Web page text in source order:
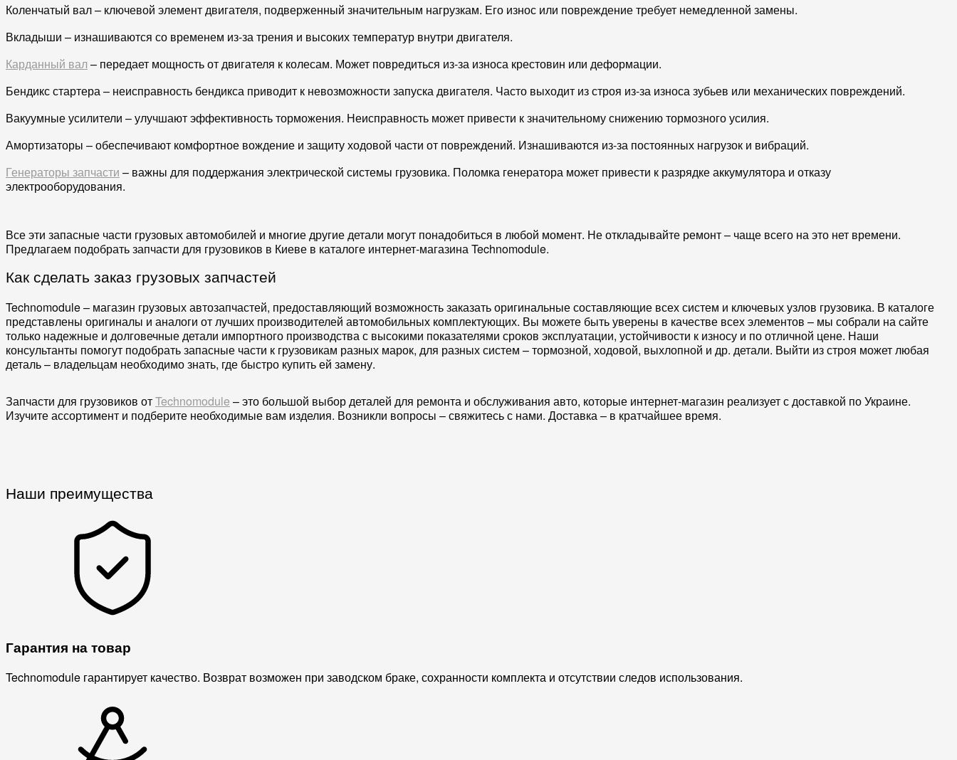
Коленчатый вал – ключевой элемент двигателя, подверженный значительным нагрузкам. Его износ или повреждение требует немедленной замены.
Вкладыши – изнашиваются со временем из-за трения и высоких температур внутри двигателя.
Карданный вал – передает мощность от двигателя к колесам. Может повредиться из-за износа крестовин или деформации.
Бендикс стартера – неисправность бендикса приводит к невозможности запуска двигателя. Часто выходит из строя из-за износа зубьев или механических повреждений.
Вакуумные усилители – улучшают эффективность торможения. Неисправность может привести к значительному снижению тормозного усилия.
Амортизаторы – обеспечивают комфортное вождение и защиту ходовой части от повреждений. Изнашиваются из-за постоянных нагрузок и вибраций.
Генераторы запчасти – важны для поддержания электрической системы грузовика. Поломка генератора может привести к разрядке аккумулятора и отказу
электрооборудования.
Все эти запасные части грузовых автомобилей и многие другие детали могут понадобиться в любой момент. Не откладывайте ремонт – чаще всего на это нет времени.
Предлагаем подобрать запчасти для грузовиков в Киеве в каталоге интернет-магазина Technomodule.
Как сделать заказ грузовых запчастей
Technomodule – магазин грузовых автозапчастей, предоставляющий возможность заказать оригинальные составляющие всех систем и ключевых узлов грузовика. В каталоге
представлены оригиналы и аналоги от лучших производителей автомобильных комплектующих. Вы можете быть уверены в качестве всех элементов – мы собрали на сайте
только надежные и долговечные детали импортного производства с высокими показателями сроков эксплуатации, устойчивости к износу и по отличной цене. Наши
консультанты помогут подобрать запасные части к грузовикам разных марок, для разных систем – тормозной, ходовой, выхлопной и др. детали. Выйти из строя может любая
деталь – владельцам необходимо знать, где быстро купить ей замену.
Запчасти для грузовиков отTechnomodule – это большой выбор деталей для ремонта и обслуживания авто, которые интернет-магазин реализует с доставкой по Украине.
Изучите ассортимент и подберите необходимые вам изделия. Возникли вопросы – свяжитесь с нами. Доставка – в кратчайшее время.
Наши преимущества
Гарантия на товар
Technomodule гарантирует качество. Возврат возможен при заводском браке, сохранности комплекта и отсутствии следов использования.